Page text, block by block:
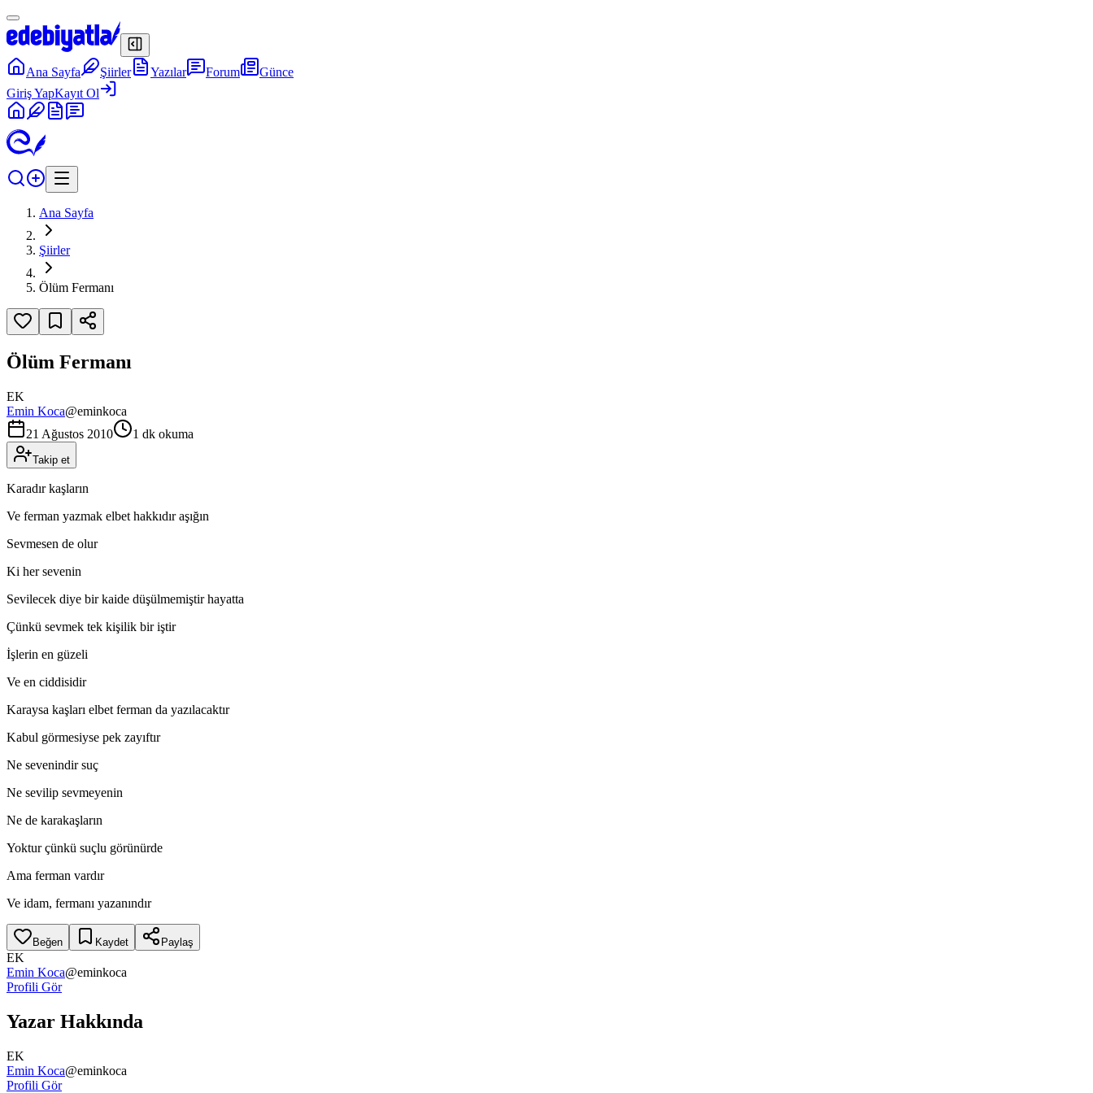
Ana Sayfa Şiirler Yazılar Forum
Günce
Giriş YapKayıt Ol
Ana Sayfa
Şiirler
Ölüm Fermanı
Ölüm Fermanı
EK
Emin Koca@eminkoca
21 Ağustos 2010
1 dk okuma
Takip et
Karadır kaşların
Ve ferman yazmak elbet hakkıdır aşığın
Sevmesen de olur
Ki her sevenin
Sevilecek diye bir kaide düşülmemiştir hayatta
Çünkü sevmek tek kişilik bir iştir
İşlerin en güzeli
Ve en ciddisidir
Karaysa kaşları elbet ferman da yazılacaktır
Kabul görmesiyse pek zayıftır
Ne sevenindir suç
Ne sevilip sevmeyenin
Ne de karakaşların
Yoktur çünkü suçlu görünürde
Ama ferman vardır
Ve idam, fermanı yazanındır
Beğen Kaydet Paylaş
EK
Emin Koca@eminkoca
Profili Gör
Yazar Hakkında
EK
Emin Koca@eminkoca
Profili Gör